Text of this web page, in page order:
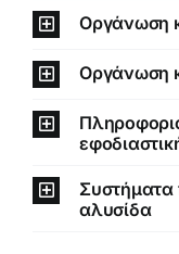
Οργάνωση
Οργάνωση
Συστήματα
αλυσίδα